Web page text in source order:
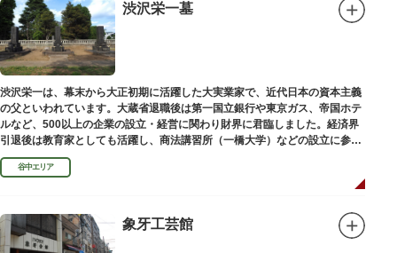
渋沢栄一墓
渋沢栄一は、幕末から大正初期に活躍した大実業家で、近代日本の資本主義
の父といわれています。大蔵省退職後は第一国立銀行や東京ガス、帝国ホテ
ルなど、500以上の企業の設立・経営に関わり財界に君臨しました。経済界
引退後は教育家としても活躍し、商法講習所（一橋大学）などの設立に参画
しました。お墓は谷中霊園にあります。
谷中エリア
象牙工芸館